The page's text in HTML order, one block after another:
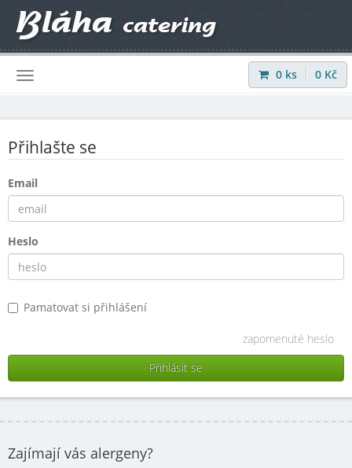
Přihlásit |Registrovat
0 ks 0 Kč
Přihlašte se
Email
Heslo
Pamatovat si přihlášení
zapomenuté heslo
Zajímají vás alergeny?